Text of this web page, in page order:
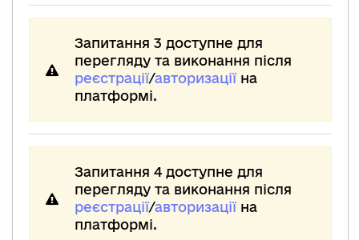
Запитання 3 доступне для
перегляду та виконання після
реєстрації/авторизаціїна
платформі.
Запитання 4 доступне для
перегляду та виконання після
реєстрації/авторизаціїна
платформі.